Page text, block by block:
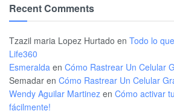
Recent Comments
Tzazil maria Lopez Hurtado en Todo lo
Life360
Esmeralda en Cómo Rastrear Un Celular
Semadar en Cómo Rastrear Un Celular
Wendy Aguilar Martinez en Cómo activar
fácilmente!